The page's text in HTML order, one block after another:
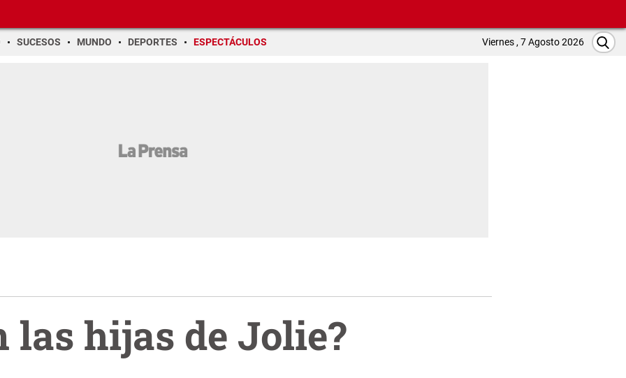
SUCESOS MUNDO DEPORTES ESPECTÁCULOS Viernes , 7 Agosto 2026
las hijas de Jolie?